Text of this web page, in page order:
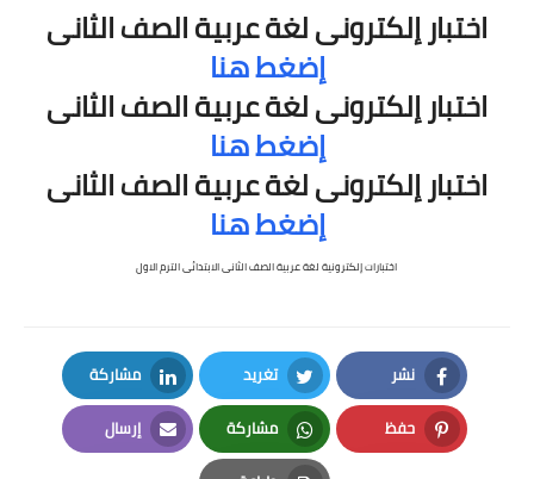
اختبار إلكترونىلغة عربيةالصف الثانى
إضغط هنا
اختبار إلكترونى لغة عربية الصف الثانى
إضغط هنا
اختبار إلكترونىلغة عربيةالصف الثانى
إضغط هنا
اختبارات إلكترونية لغة عربية الصف الثانى الابتدائى الترم الاول
نشر
Facebook
تغريد
Twitter
مشاركة
LinkedIn
حفظ
Pinterest
مشاركة
Whatsapp
إرسال
Email